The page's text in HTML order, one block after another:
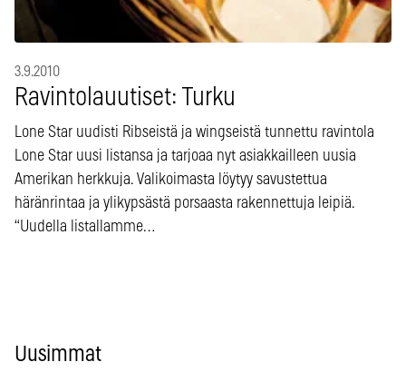
3.9.2010
Ravintolauutiset: Turku
Lone Star uudisti Ribseistä ja wingseistä tunnettu ravintola
Lone Star uusi listansa ja tarjoaa nyt asiakkailleen uusia
Amerikan herkkuja. Valikoimasta löytyy savustettua
häränrintaa ja ylikypsästä porsaasta rakennettuja leipiä.
“Uudella listallamme…
Uusimmat